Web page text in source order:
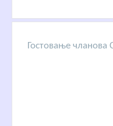
Гостовање